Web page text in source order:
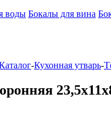
воды Бокалы для вина
-Кухонная утварь-